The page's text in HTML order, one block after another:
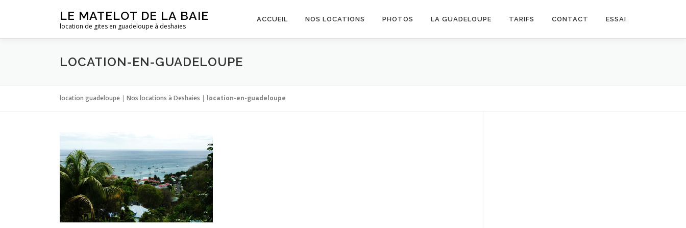
LE MATELOT DE LA BAIE
location de gites en guadeloupe à deshaies
ACCUEIL NOS LOCATIONS PHOTOS LA GUADELOUPE TARIFS CONTACT ESSAI
LOCATION-EN-GUADELOUPE
location guadeloupe | Nos locations à Deshaies | location-en-guadeloupe